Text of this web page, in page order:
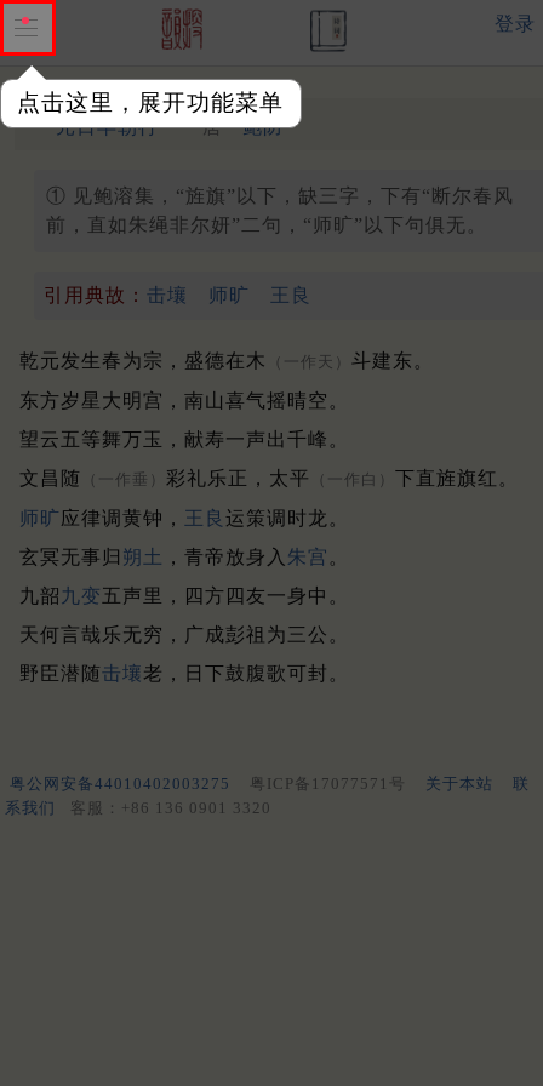
点击这里，展开功能菜单
登录
元日早朝行 ① 唐 ·鲍防
① 见鲍溶集，“旌旗”以下，缺三字，下有“断尔春风
前，直如朱绳非尔妍”二句，“师旷”以下句俱无。
引用典故： 击壤 师旷 王良
乾元发生春为宗，盛德在木 （一作天） 斗建东。
东方岁星大明宫，南山喜气摇晴空。
望云五等舞万玉，献寿一声出千峰。
文昌随
（一作垂） 彩礼乐正，太平 （一作白） 下直旌旗红。
师旷应律调黄钟， 王良 运策调时龙。
玄冥无事归 朔土 ，青帝放身入 朱宫 。
九韶 九变五声里，四方四友一身中。
天何言哉乐无穷，广成彭祖为三公。
野臣潜随击壤老，日下鼓腹歌可封。
粤公网安备44010402003275 粤ICP备17077571号 关于本站
联
系我们
客服：+86 136 0901 3320